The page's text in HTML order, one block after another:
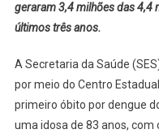
geraram 3,4 milhões das 4,4
últimos três anos.
A Secretaria da Saúde
por meio do Centro
primeiro óbito por dengue
uma idosa de 83 anos,